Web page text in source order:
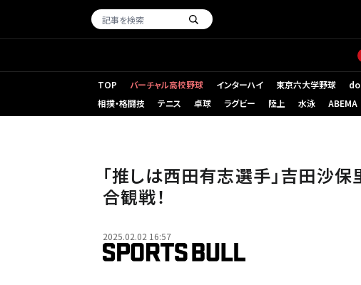
TOP バーチャル高校野球 インターハイ 東京六大学野球 （
相撲・格闘技
テニス 卓球 ラグビー 陸上 水泳 ABEMA
「推しは西田有志選手」吉田沙
合観戦！
2025.02.02 16:57